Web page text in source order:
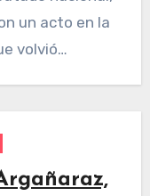
un acto en la
volvió…